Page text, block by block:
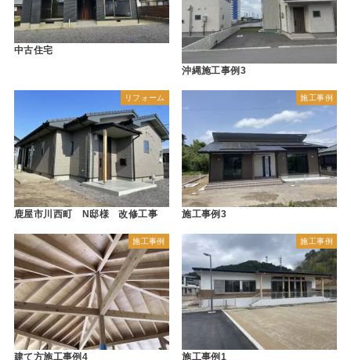
中古住宅
沖縄施工事例3
リフォーム
鹿屋市川西町 N邸様 改修工事
施工事例
施工事例3
施工事例
建て方施工事例4
施工事例
施工事例1